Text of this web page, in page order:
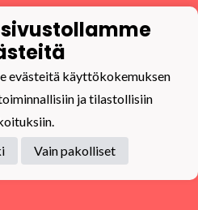
evästeitä käyttökokemuksen
ja tilastollisiin
Vain pakolliset